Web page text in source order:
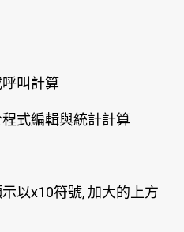
叫計算
式編輯與統計計算
以x10符號, 加大的上方